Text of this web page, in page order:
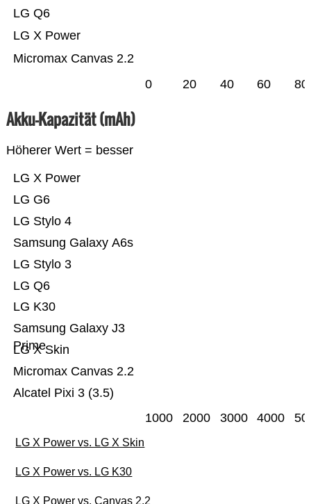
Micromax Canvas 2.2
LG X Power
LG Q6
0 20 40 60 80
Akku-Kapazität (mAh)
Höherer Wert = besser
Alcatel Pixi 3 (3.5)
Micromax Canvas 2.2
LG X Skin
Samsung Galaxy J3
Prime
LG K30
LG Q6
LG Stylo 3
Samsung Galaxy A6s
LG Stylo 4
LG G6
LG X Power
1000 2000 3000 4000
LG X Power vs. LG X Skin
LG X Power vs. LG K30
LG X Power vs. Canvas 2.2